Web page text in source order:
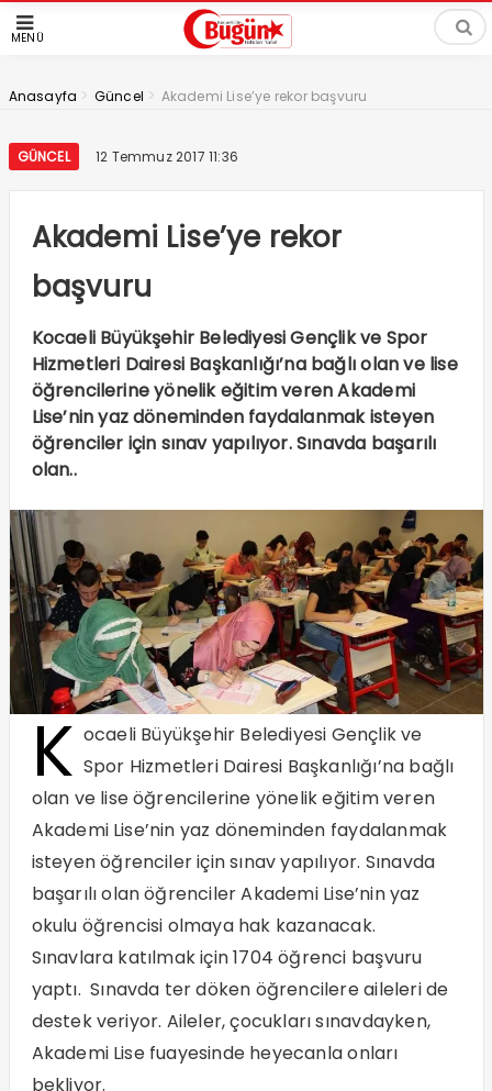
MENÜ
Anasayfa > Güncel > Akademi Lise’ye rekor başvuru
GÜNCEL 12 Temmuz 2017 11:36
Akademi Lise’ye rekor
başvuru
Kocaeli Büyükşehir Belediyesi Gençlik ve Spor
Hizmetleri Dairesi Başkanlığı’na bağlı olan ve lise
öğrencilerine yönelik eğitim veren Akademi
Lise’nin yaz döneminden faydalanmak isteyen
öğrenciler için sınav yapılıyor. Sınavda başarılı
olan..
K ocaeli Büyükşehir Belediyesi Gençlik ve
Spor Hizmetleri Dairesi Başkanlığı’na bağlı
olan ve lise öğrencilerine yönelik eğitim veren
Akademi Lise’nin yaz döneminden faydalanmak
isteyen öğrenciler için sınav yapılıyor. Sınavda
başarılı olan öğrenciler Akademi Lise’nin yaz
okulu öğrencisi olmaya hak kazanacak.
Sınavlara katılmak için 1704 öğrenci başvuru
yaptı. Sınavda ter döken öğrencilere aileleri de
destek veriyor. Aileler, çocukları sınavdayken,
Akademi Lise fuayesinde heyecanla onları
bekliyor.